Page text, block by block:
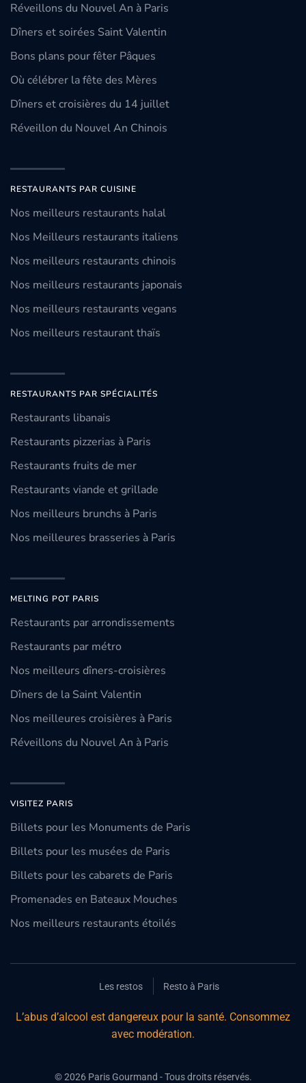
Réveillons du Nouvel An à Paris
Dîners et soirées Saint Valentin
Bons plans pour fêter Pâques
Où célébrer la fête des Mères
Dîners et croisières du 14 juillet
Réveillon du Nouvel An Chinois
RESTAURANTS PAR CUISINE
Nos meilleurs restaurants halal
Nos Meilleurs restaurants italiens
Nos meilleurs restaurants chinois
Nos meilleurs restaurants japonais
Nos meilleurs restaurants vegans
Nos meilleurs restaurant thaïs
RESTAURANTS PAR SPÉCIALITÉS
Restaurants libanais
Restaurants pizzerias à Paris
Restaurants fruits de mer
Restaurants viande et grillade
Nos meilleurs brunchs à Paris
Nos meilleures brasseries à Paris
MELTING POT PARIS
Restaurants par arrondissements
Restaurants par métro
Nos meilleurs dîners-croisières
Dîners de la Saint Valentin
Nos meilleures croisières à Paris
Réveillons du Nouvel An à Paris
VISITEZ PARIS
Billets pour les Monuments de Paris
Billets pour les musées de Paris
Billets pour les cabarets de Paris
Promenades en Bateaux Mouches
Nos meilleurs restaurants étoilés
Les restos Resto à Paris
L’abus d’alcool est dangereux pour la santé. Consommez
avec modération.
©2026Paris Gourmand - Tous droits réservés.